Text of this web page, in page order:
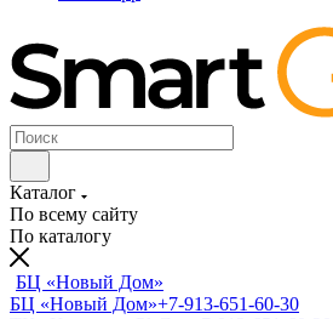
Каталог
По всему сайту
По каталогу
БЦ «Новый Дом»
БЦ «Новый Дом»+7-913-651-60-30